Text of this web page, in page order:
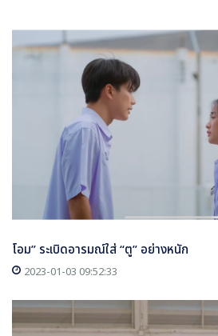
โอม” ระเบิดอารมณ์ใส่ “ตู” อย่างหนัก
2023-01-03 09:52:33